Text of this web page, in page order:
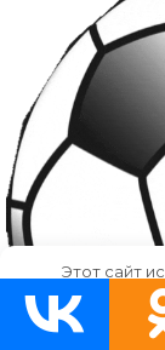
Этот сайт
Продолжая